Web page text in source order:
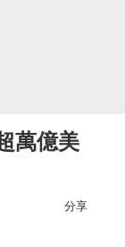
萬億美
分享